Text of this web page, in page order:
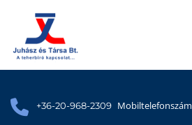
+36-20-968-2309 Mobiltelefonszám